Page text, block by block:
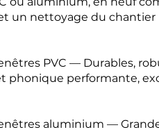
un nettoyage du chantier
PVC — Durables,
phonique performante,
aluminium —